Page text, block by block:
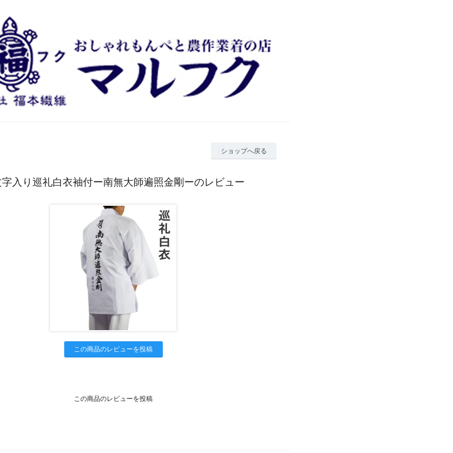
ショップへ戻る
入り巡礼白衣袖付ー南無大師遍照金剛ーのレビュー
この商品のレビューを投稿
この商品のレビューを投稿